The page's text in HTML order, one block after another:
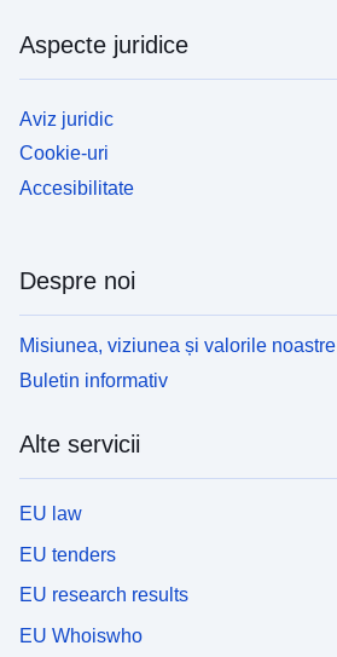
Aspecte juridice
Aviz juridic
Cookie-uri
Accesibilitate
Despre noi
Misiunea, viziunea și valorile noastre
Buletin informativ
Alte servicii
EU law
EU tenders
EU research results
EU Whoiswho